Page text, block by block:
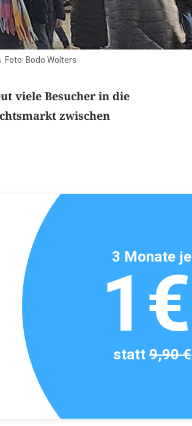
Bodo Wolters
viele Besucher in die
zwischen
3 Monate je
1€
statt9,90 €